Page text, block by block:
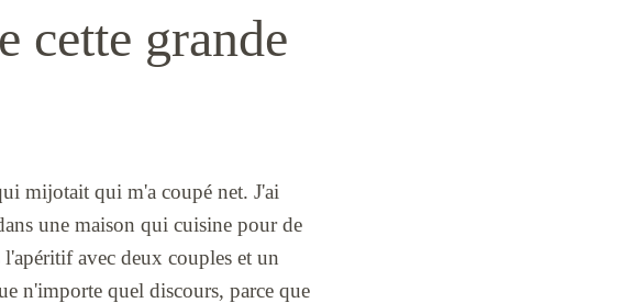
cette grande
mijotait qui m'a coupé net. J'ai
une maison qui cuisine pour de
l'apéritif avec deux couples et un
n'importe quel discours, parce que